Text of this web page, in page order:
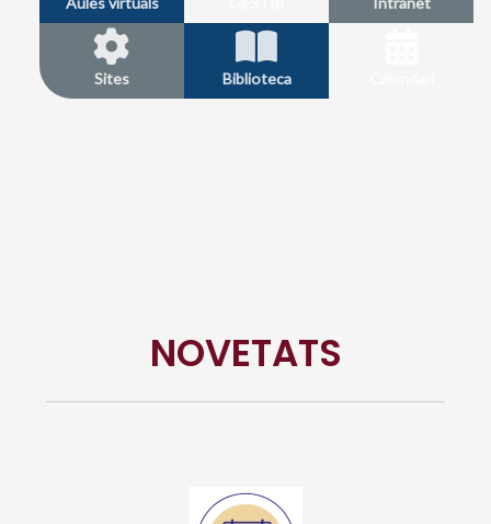
Sites Biblioteca
NOVETATS